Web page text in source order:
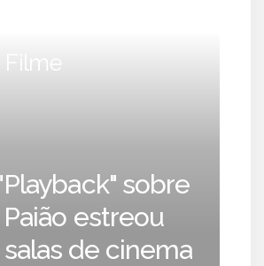
Filme
sobre
estreou
de cinema